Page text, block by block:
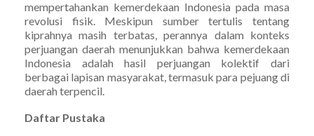
mempertahankan kemerdekaan Indonesia pada masa
revolusi fisik. Meskipun sumber tertulis tentang
kiprahnya masih terbatas, perannya dalam konteks
perjuangan daerah menunjukkan bahwa kemerdekaan
Indonesia adalah hasil perjuangan kolektif dari
berbagai lapisan masyarakat, termasuk para pejuang di
daerah terpencil.
Daftar Pustaka